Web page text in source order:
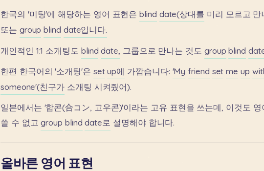
한국의 '미팅'에 해당하는 영어 표현은 blind date(상대를 미리 모르고 만
또는 group blind date입니다.
개인적인 1:1 소개팅도 blind date, 그룹으로 만나는 것도 group blind
한편 한국어의 '소개팅'은 set up에 가깝습니다: 'My friend set me up
someone'(친구가 소개팅 시켜줬어).
일본에서는 '합콘(合コン, 고우콘)'이라는 고유 표현을 쓰는데, 이것도 영
쓸 수 없고 group blind date로 설명해야 합니다.
올바른 영어 표현